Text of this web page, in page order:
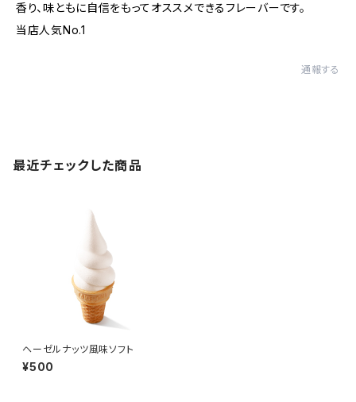
香り、味ともに自信をもってオススメできるフレーバーです。
当店人気No.1
通報する
最近チェックした商品
ヘーゼルナッツ風味ソフト
¥500